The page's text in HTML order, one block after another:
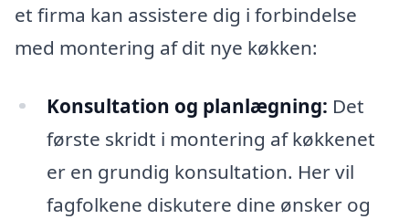
et firma kan assistere dig i forbindelse
med montering af dit nye køkken:
Konsultation og planlægning: Det
første skridt i montering af køkkenet
er en grundig konsultation. Her vil
fagfolkene diskutere dine ønsker og